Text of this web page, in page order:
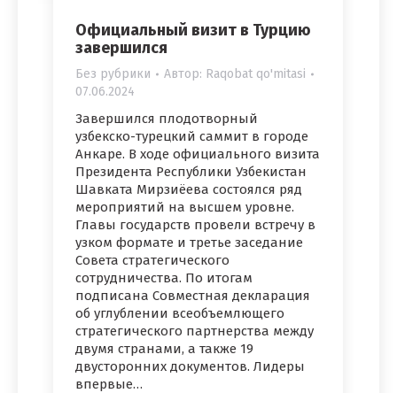
Официальный визит в Турцию
завершился
Без рубрики Автор: Raqobat qo'mitasi
07.06.2024
Завершился плодотворный
узбекско-турецкий саммит в городе
Анкаре. В ходе официального визита
Президента Республики Узбекистан
Шавката Мирзиёева состоялся ряд
мероприятий на высшем уровне.
Главы государств провели встречу в
узком формате и третье заседание
Совета стратегического
сотрудничества. По итогам
подписана Совместная декларация
об углублении всеобъемлющего
стратегического партнерства между
двумя странами, а также 19
двусторонних документов. Лидеры
впервые…